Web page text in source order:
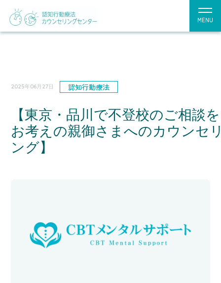
MENU
2025年06月27日 認知行動療法
【東京・品川で不登校のご相談を
お考えの親御さまへのカウンセ
ング】